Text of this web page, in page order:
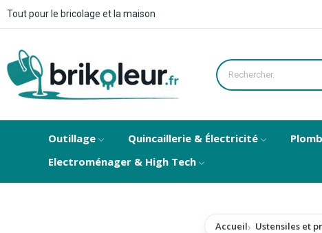
Tout pour le bricolage et la maison
Outillage Quincaillerie & Électricité
Electroménager & High Tech
Accueil Ustensiles et